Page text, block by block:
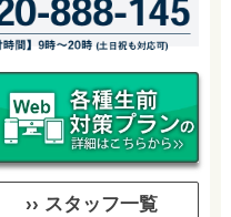
›› スタッフ一覧